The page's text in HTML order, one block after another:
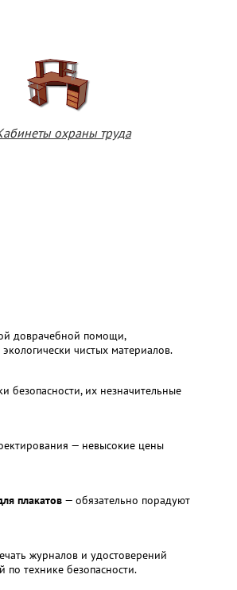
охраны труда
доврачебной помощи,
чистых материалов.
безопасности, их незначительные
— невысокие цены
плакатов — обязательно порадуют
журналов и удостоверений
технике безопасности.